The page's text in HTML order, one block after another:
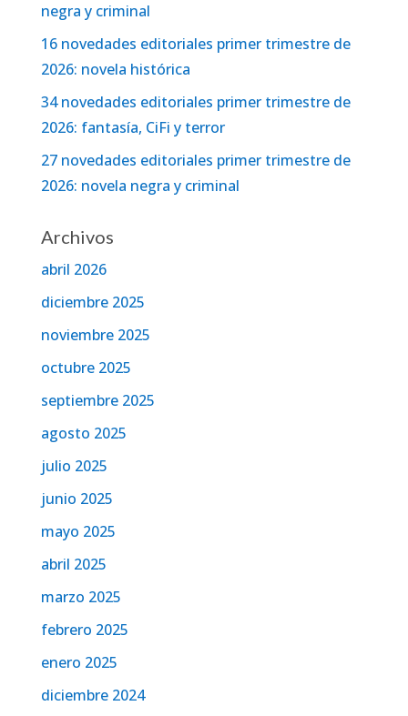
negra y criminal
16 novedades editoriales primer trimestre de
2026: novela histórica
34 novedades editoriales primer trimestre de
2026: fantasía, CiFi y terror
27 novedades editoriales primer trimestre de
2026: novela negra y criminal
Archivos
abril 2026
diciembre 2025
noviembre 2025
octubre 2025
septiembre 2025
agosto 2025
julio 2025
junio 2025
mayo 2025
abril 2025
marzo 2025
febrero 2025
enero 2025
diciembre 2024